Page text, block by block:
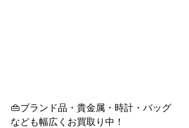
👜ブランド品・貴金属・時計・バッグ
なども幅広くお買取り中！